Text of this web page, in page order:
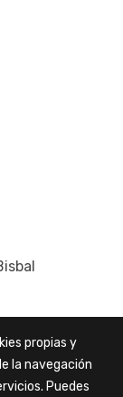
propias y
la navegación
Puedes